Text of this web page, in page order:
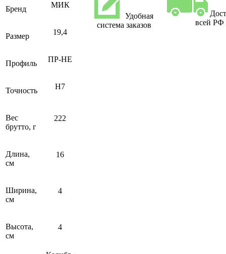
Бренд МИК
Размер 19,4
Профиль ПР-НЕ
Точность H7
Вес
брутто, г
222
Длина,
см
16
Ширина,
см
4
Высота,
см
4
Удобная
система заказов
всей РФ